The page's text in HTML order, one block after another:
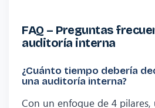
FAQ – Preguntas
auditoría interna
¿Cuánto tiempo debería
una auditoría interna?
Con un enfoque de 4